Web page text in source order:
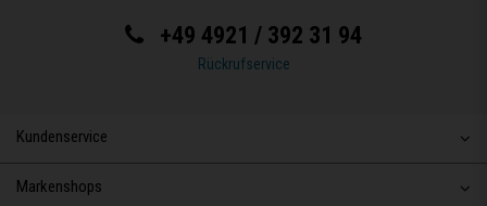
+49 4921 / 392 31 94
Rückrufservice
Kundenservice
Markenshops